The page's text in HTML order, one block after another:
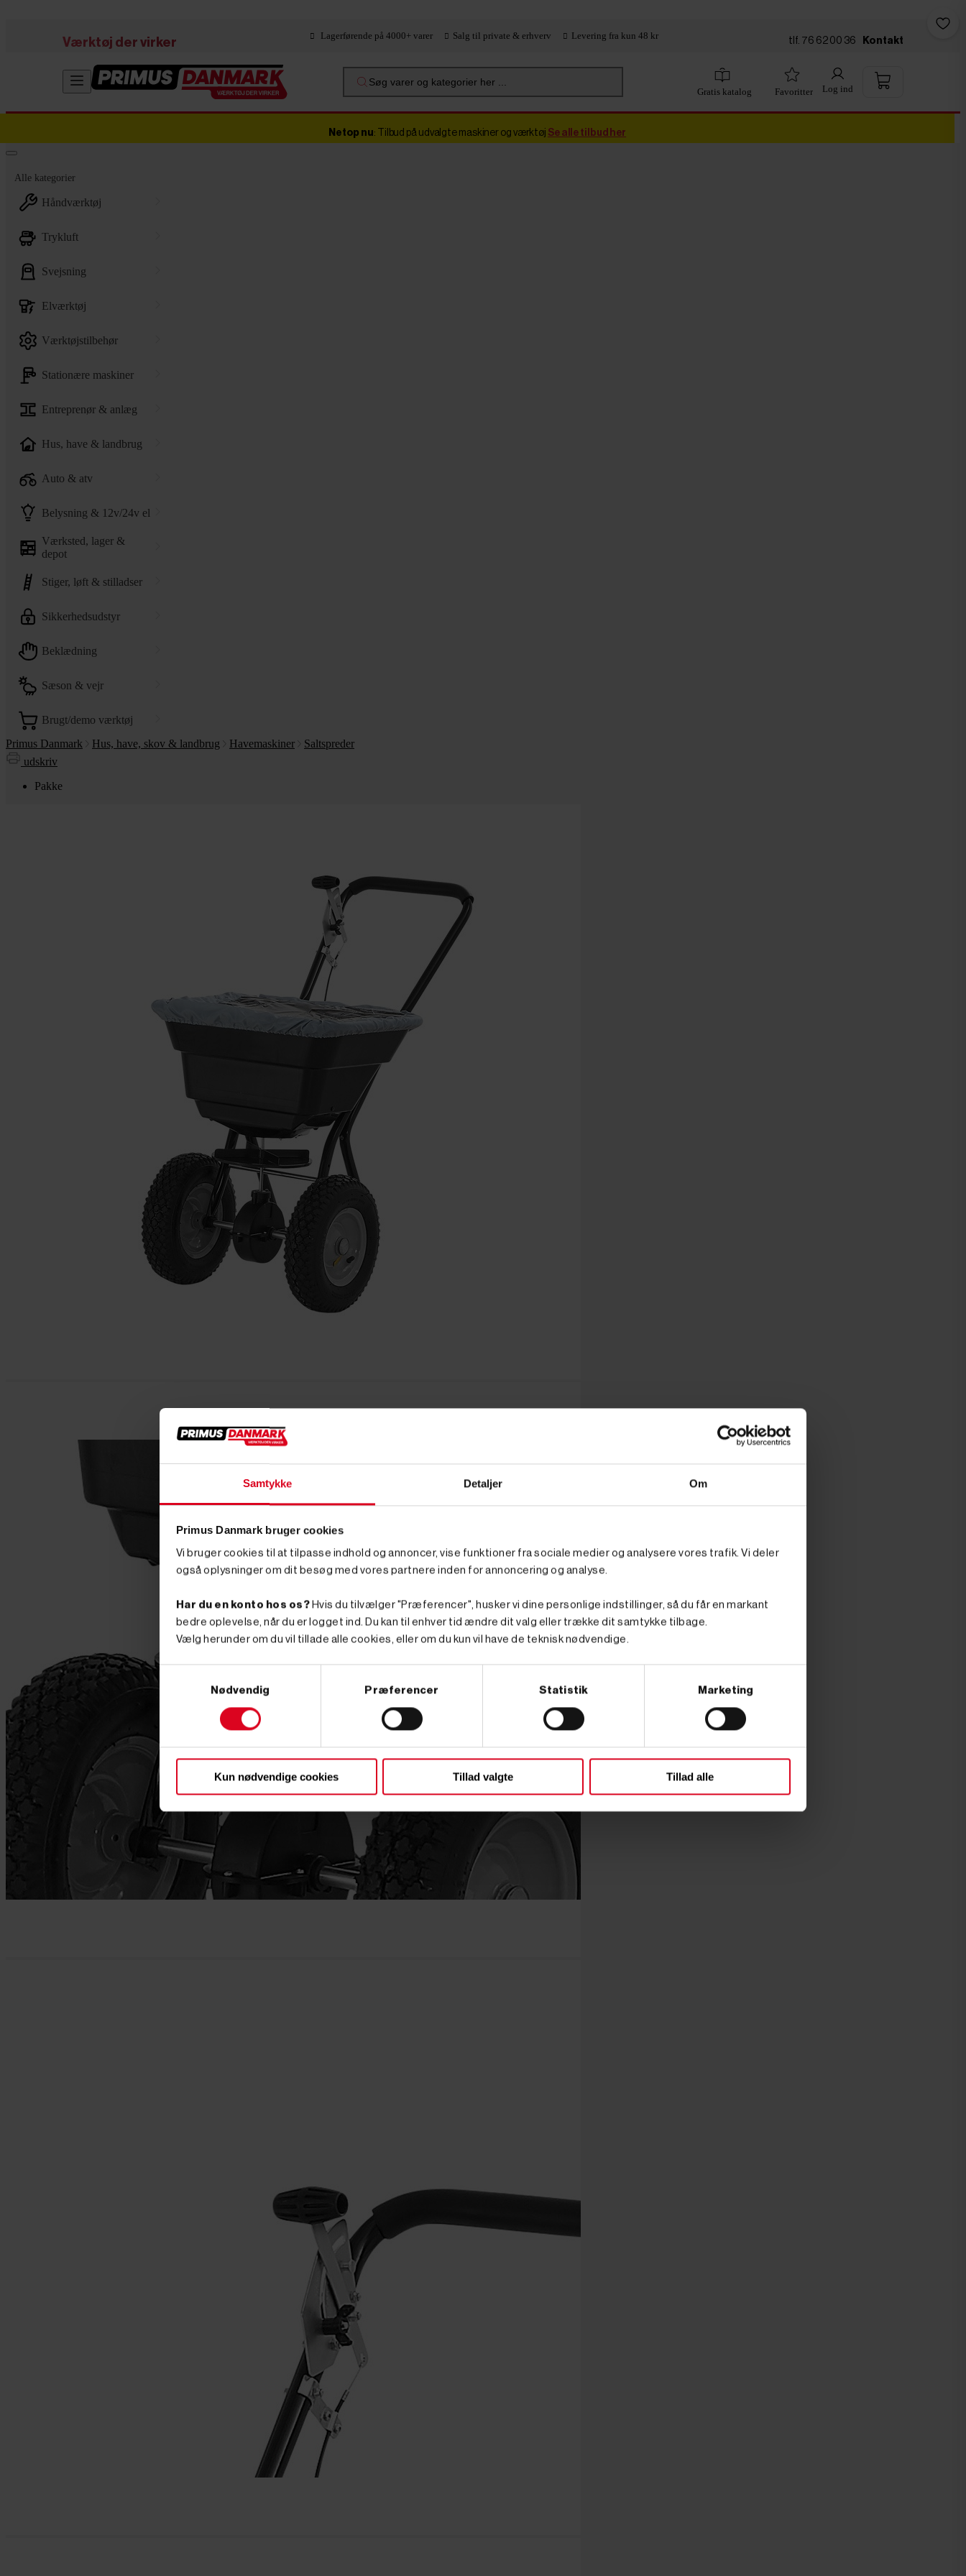
Samtykke Detaljer Om
Primus Danmark bruger cookies
Vi bruger cookies til at tilpasse indhold og annoncer, vise funktioner fra sociale medier og analysere vores trafik. Vi deler
også oplysninger om dit besøg med vores partnere inden for annoncering og analyse.
Har du en konto hos os? Hvis du tilvælger "Præferencer", husker vi dine personlige indstillinger, så du får en markant
bedre oplevelse, når du er logget ind. Du kan til enhver tid ændre dit valg eller trække dit samtykke tilbage.
Vælg herunder om du vil tillade alle cookies, eller om du kun vil have de teknisk nødvendige.
Nødvendig Præferencer Statistik Marketing
Kun nødvendige cookies Tillad valgte Tillad alle
Værktøj der virker
Lagerførende på 4000+ varer Salg til private & erhverv Levering fra kun 48 kr tlf. 76 62 00 36 Kontakt
Søg varer og kategorier her ...
Gratis katalog Favoritter Log ind
Netop nu: Tilbud på udvalgte maskiner og værktøj Se alle tilbud her
Alle kategorier
håndværktøj
trykluft
svejsning
elværktøj
værktøjstilbehør
stationære maskiner
entreprenør & anlæg
hus, have & landbrug
auto & atv
belysning & 12v/24v el
værksted, lager &
depot
stiger, løft & stilladser
sikkerhedsudstyr
beklædning
sæson & vejr
brugt/demo værktøj
Primus Danmark
Hus, have, skov & landbrug Havemaskiner
Saltspreder
udskriv
Pakke